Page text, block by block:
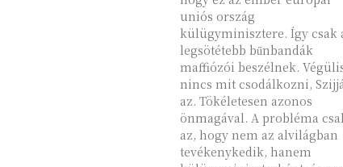
uniós ország
külügyminisztere. Így csak
legsötétebb bűnbandák
maffiózói beszélnek.
nincs mit csodálkozni,
az. Tökéletesen azonos
önmagával. A probléma csak
az, hogy nem az alvilágban
tevékenykedik, hanem